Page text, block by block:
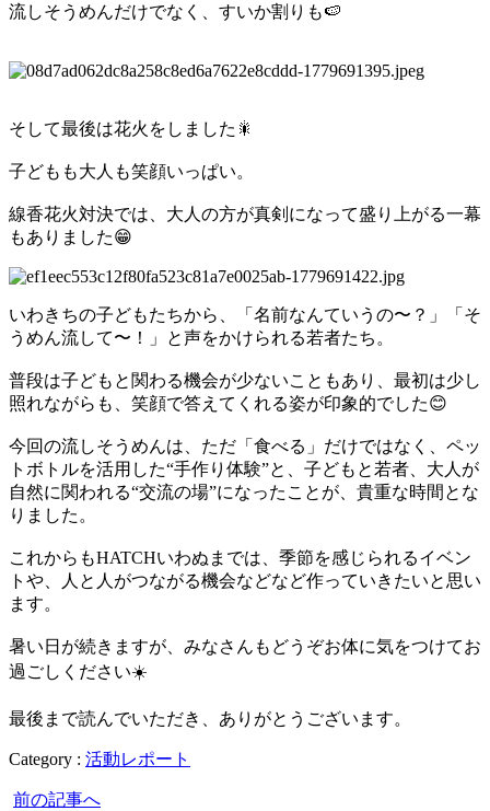
流しそうめんだけでなく、すいか割りも🍉
そして最後は花火をしました🎇
子どもも大人も笑顔いっぱい。
線香花火対決では、大人の方が真剣になって盛り上がる一幕
もありました😁
いわきちの子どもたちから、「名前なんていうの〜？」「そ
うめん流して〜！」と声をかけられる若者たち。
普段は子どもと関わる機会が少ないこともあり、最初は少し
照れながらも、笑顔で答えてくれる姿が印象的でした😊
今回の流しそうめんは、ただ「食べる」だけではなく、ペッ
トボトルを活用した“手作り体験”と、子どもと若者、大人が
自然に関われる“交流の場”になったことが、貴重な時間とな
りました。
これからもHATCHいわぬまでは、季節を感じられるイベン
トや、人と人がつながる機会などなど作っていきたいと思い
ます。
暑い日が続きますが、みなさんもどうぞお体に気をつけてお
過ごしください☀️
最後まで読んでいただき、ありがとうございます。
Category : 活動レポート
前の記事へ